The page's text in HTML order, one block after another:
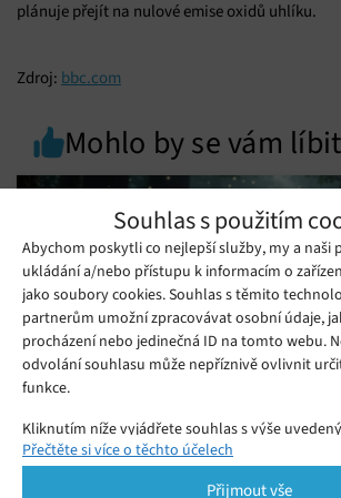
Souhlas s použitím
Abychom poskytli co nejlepší služby, my a naši
ukládání a/nebo přístupu k informacím o
jako soubory cookies. Souhlas s těmito
partnerům umožní zpracovávat osobní údaje,
procházení nebo jedinečná ID na tomto webu.
odvolání souhlasu může nepříznivě ovlivnit
funkce.
Kliknutím níže vyjádřete souhlas s výše
podrobnější rozhodnutí. Vaše volby budou
Přečtěte si více o těchto účelech
Přijmout vše
plánuje přejít na nulové emise oxidů uhlíku.
Zdroj: bbc.com
Mohlo by se vám líbit
Xiaomi 17 Ultra: